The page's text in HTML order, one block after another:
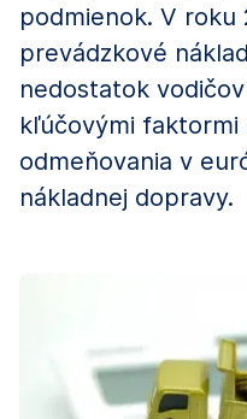
podmienok. V roku
prevádzkové
nedostatok
kľúčovými faktormi
odmeňovania v
nákladnej dopravy.